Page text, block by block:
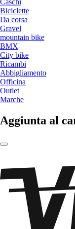
Caschi
Biciclette
Da corsa
Gravel
mountain bike
BMX
City bike
Ricambi
Abbigliamento
Officina
Outlet
Marche
Aggiunta al